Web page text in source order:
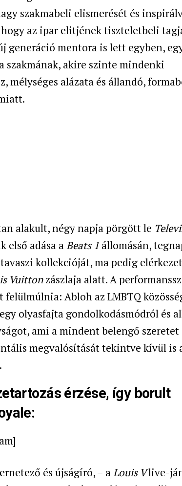
szakmabeli elismerését és
az ipar elitjének tiszteletbeli
generáció mentora is lett egyben,
szakmának, akire szinte mindenki
mélységes alázata és állandó,
alakult, négy napja pörgött le
első adása aBeats 1 állomásán,
kollekcióját, ma pedig
Vuittonzászlaja alatt. A
Abloh az LMBTQ
olyasfajta gondolkodásmódról és
ami a mindent belengő szeretet
megvalósítását tekintve kívül is
érzése, így borult
és újságíró, – aLouis Vlive-